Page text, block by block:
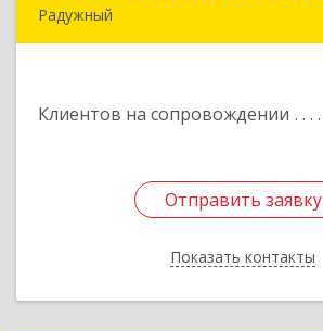
Радужный
Клиентов на сопровождении
Отправить заявку
Показать контакты
Отправить заявку
Назад